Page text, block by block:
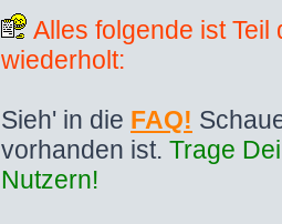
Alles folgende ist
wiederholt:
Sieh' in die FAQ!
vorhanden ist. Trage
Nutzern!